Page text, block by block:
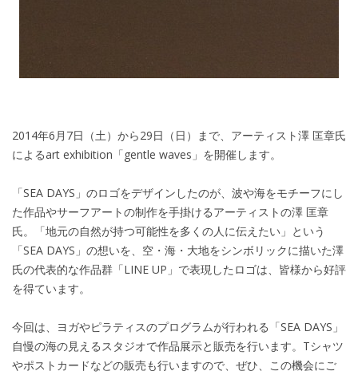
2014年6月7日（土）から29日（日）まで、アーティスト澤 匡章氏
によるart exhibition「gentle waves」を開催します。
「SEA DAYS」のロゴをデザインしたのが、波や海をモチーフにし
た作品やサーフアートの制作を手掛けるアーティストの澤 匡章
氏。「地元の自然が持つ可能性を多くの人に伝えたい」という
「SEA DAYS」の想いを、空・海・大地をシンボリックに描いた澤
氏の代表的な作品群「LINE UP」で表現したロゴは、皆様から好評
を得ています。
今回は、ヨガやピラティスのプログラムが行われる「SEA DAYS」
自慢の海の見えるスタジオで作品展示と販売を行います。Tシャツ
やポストカードなどの販売も行いますので、ぜひ、この機会にご